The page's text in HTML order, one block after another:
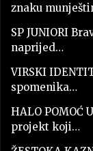
znaku
SP JUNIORI
naprijed…
VIRSKI
spomenika…
HALO POMOĆ
projekt koji…